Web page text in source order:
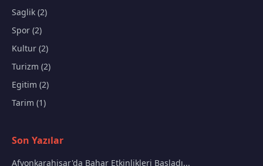
Saglik (2)
Spor (2)
Kultur (2)
Turizm (2)
Egitim (2)
Tarim (1)
Son Yazılar
Afyonkarahisar'da Bahar Etkinlikleri Başladı...